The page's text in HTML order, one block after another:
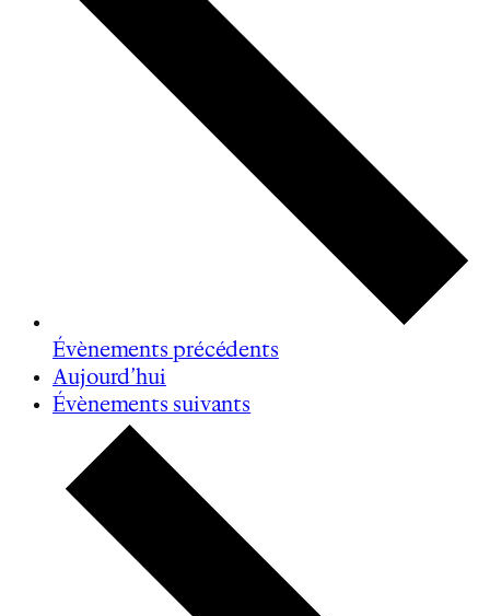
Évènements précédents
Aujourd’hui
Évènements suivants